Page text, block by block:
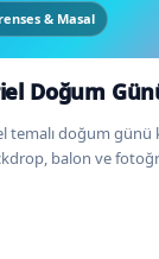
& Masal
Doğum
temalı doğum günü
balon ve